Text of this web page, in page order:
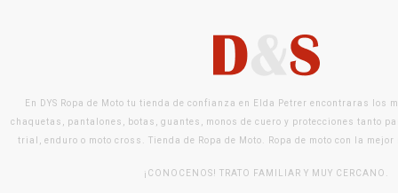
En DYS Ropa de Moto tu tienda de confianza en Elda Petrer encontraras los
chaquetas, pantalones, botas, guantes, monos de cuero y protecciones tanto
trial, enduro o moto cross. Tienda de Ropa de Moto. Ropa de moto con la
¡CONOCENOS! TRATO FAMILIAR Y MUY CERCANO.